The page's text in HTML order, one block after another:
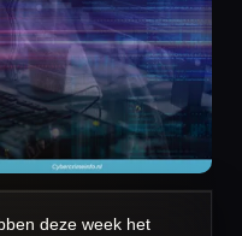
deze week het